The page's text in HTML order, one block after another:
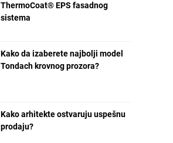
ThermoCoat® EPS fasadnog
sistema
Kako da izaberete najbolji model
Tondach krovnog prozora?
Kako arhitekte ostvaruju uspešnu
prodaju?